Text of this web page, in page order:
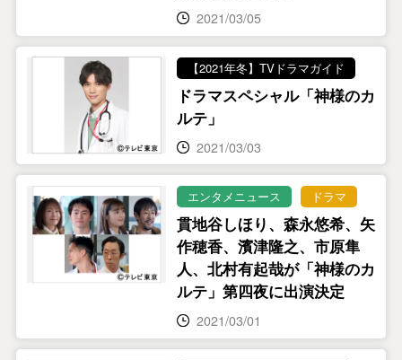
2021/03/05
【2021年冬】TVドラマガイド
ドラマスペシャル「神様のカ
ルテ」
2021/03/03
エンタメニュース ドラマ
貫地谷しほり、森永悠希、矢
作穂香、濱津隆之、市原隼
人、北村有起哉が「神様のカ
ルテ」第四夜に出演決定
2021/03/01